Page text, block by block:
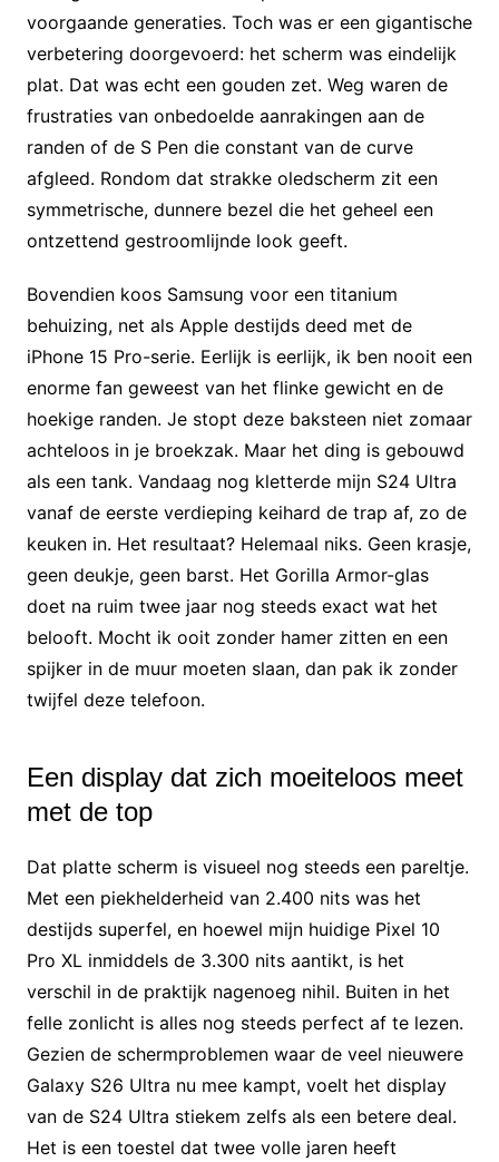
voorgaande generaties. Toch was er een gigantische
verbetering doorgevoerd: het scherm was eindelijk
plat. Dat was echt een gouden zet. Weg waren de
frustraties van onbedoelde aanrakingen aan de
randen of de S Pen die constant van de curve
afgleed. Rondom dat strakke oledscherm zit een
symmetrische, dunnere bezel die het geheel een
ontzettend gestroomlijnde look geeft.
Bovendien koos Samsung voor een titanium
behuizing, net als Apple destijds deed met de
iPhone 15 Pro-serie. Eerlijk is eerlijk, ik ben nooit een
enorme fan geweest van het flinke gewicht en de
hoekige randen. Je stopt deze baksteen niet zomaar
achteloos in je broekzak. Maar het ding is gebouwd
als een tank. Vandaag nog kletterde mijn S24 Ultra
vanaf de eerste verdieping keihard de trap af, zo de
keuken in. Het resultaat? Helemaal niks. Geen krasje,
geen deukje, geen barst. Het Gorilla Armor-glas
doet na ruim twee jaar nog steeds exact wat het
belooft. Mocht ik ooit zonder hamer zitten en een
spijker in de muur moeten slaan, dan pak ik zonder
twijfel deze telefoon.
Een display dat zich moeiteloos meet
met de top
Dat platte scherm is visueel nog steeds een pareltje.
Met een piekhelderheid van 2.400 nits was het
destijds superfel, en hoewel mijn huidige Pixel 10
Pro XL inmiddels de 3.300 nits aantikt, is het
verschil in de praktijk nagenoeg nihil. Buiten in het
felle zonlicht is alles nog steeds perfect af te lezen.
Gezien de schermproblemen waar de veel nieuwere
Galaxy S26 Ultra nu mee kampt, voelt het display
van de S24 Ultra stiekem zelfs als een betere deal.
Het is een toestel dat twee volle jaren heeft